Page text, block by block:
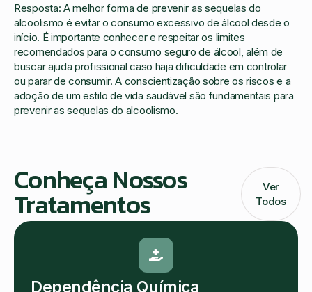
Resposta: A melhor forma de prevenir as sequelas do
alcoolismo é evitar o consumo excessivo de álcool desde o
início. É importante conhecer e respeitar os limites
recomendados para o consumo seguro de álcool, além de
buscar ajuda profissional caso haja dificuldade em controlar
ou parar de consumir. A conscientização sobre os riscos e a
adoção de um estilo de vida saudável são fundamentais para
prevenir as sequelas do alcoolismo.
Conheça Nossos
Tratamentos
Ver
Todos
Dependência Química